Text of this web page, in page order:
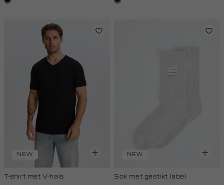
blauw
blauw,
NEW
T-shirt met V-hals
NEW
Sok met gestikt label